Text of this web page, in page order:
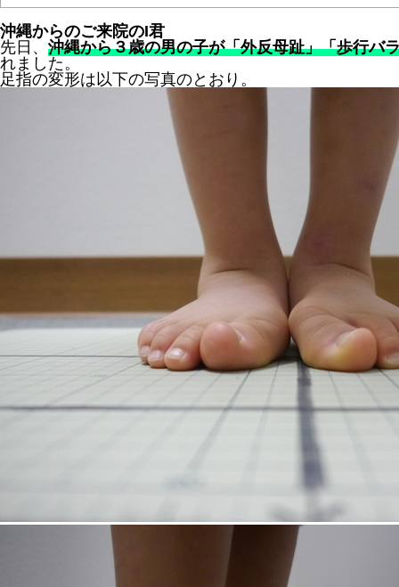
沖縄からのご来院のI君
先日、 沖縄から３歳の男の子が「外反母趾」「歩行バ
れました。
足指の変形は以下の写真のとおり。